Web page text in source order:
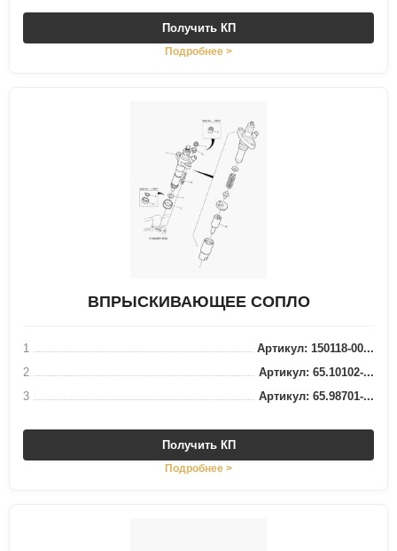
Получить КП
Подробнее >
ВПРЫСКИВАЮЩЕЕ СОПЛО
1
Артикул: 150118-00...
2
Артикул: 65.10102-...
3
Артикул: 65.98701-...
Получить КП
Подробнее >